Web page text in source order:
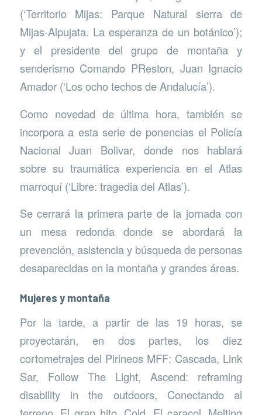
(‘Territorio Mijas: Parque Natural sierra de
Mijas-Alpujata. La esperanza de un botánico’);
y el presidente del grupo de montaña y
senderismo Comando PReston, Juan Ignacio
Amador (‘Los ocho techos de Andalucía’).
Como novedad de última hora, también se
incorpora a esta serie de ponencias el Policía
Nacional Juan Bolivar, donde nos hablará
sobre su traumática experiencia en el Atlas
marroquí (‘Libre: tragedia del Atlas’).
Se cerrará la primera parte de la jornada con
un mesa redonda donde se abordará la
prevención, asistencia y búsqueda de personas
desaparecidas en la montaña y grandes áreas.
Mujeres y montaña
Por la tarde, a partir de las 19 horas, se
proyectarán, en dos partes, los diez
cortometrajes del Pirineos MFF: Cascada, Link
Sar, Follow The Light, Ascend: reframing
disability in the outdoors, Conectando al